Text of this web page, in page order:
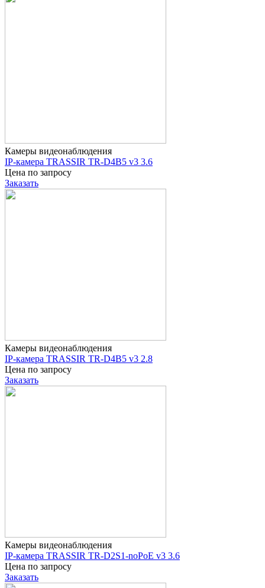
Камеры видеонаблюдения
IP-камера TRASSIR TR-D4B5 v3 3.6
Цена по запросу
Заказать
Камеры видеонаблюдения
IP-камера TRASSIR TR-D4B5 v3 2.8
Цена по запросу
Заказать
Камеры видеонаблюдения
IP-камера TRASSIR TR-D2S1-noPoE v3 3.6
Цена по запросу
Заказать